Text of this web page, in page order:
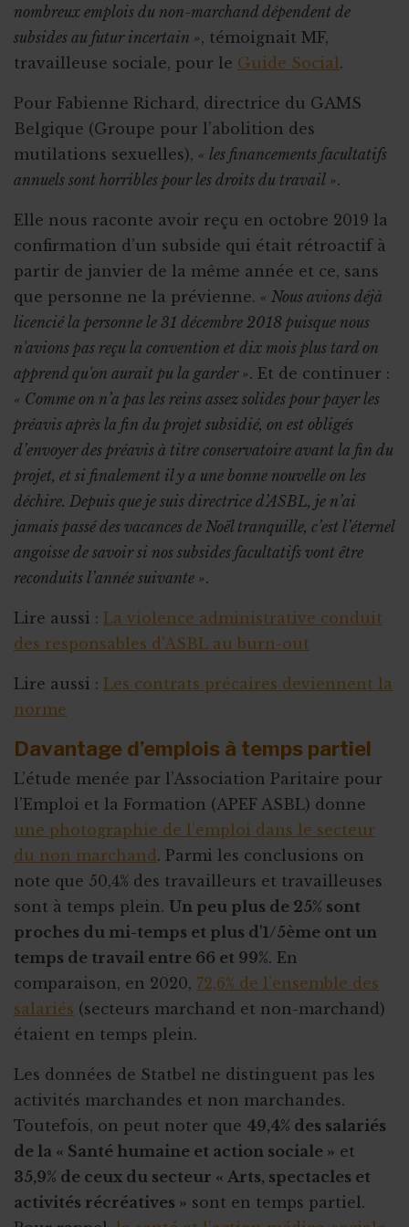
nombreux emplois du non-marchand dépendent de
subsides au futur incertain », témoignait MF,
travailleuse sociale, pour le Guide Social.
Pour Fabienne Richard, directrice du GAMS
Belgique (Groupe pour l’abolition des
mutilations sexuelles), « les financements facultatifs
annuels sont horribles pour les droits du travail ».
Elle nous raconte avoir reçu en octobre 2019 la
confirmation d’un subside qui était rétroactif à
partir de janvier de la même année et ce, sans
que personne ne la prévienne. « Nous avions déjà
licencié la personne le 31 décembre 2018 puisque nous
n'avions pas reçu la convention et dix mois plus tard on
apprend qu'on aurait pu la garder ». Et de continuer :
« Comme on n’a pas les reins assez solides pour payer les
préavis après la fin du projet subsidié, on est obligés
d’envoyer des préavis à titre conservatoire avant la fin du
projet, et si finalement il y a une bonne nouvelle on les
déchire. Depuis que je suis directrice d’ASBL, je n’ai
jamais passé des vacances de Noël tranquille, c’est l’éternel
angoisse de savoir si nos subsides facultatifs vont être
reconduits l’année suivante ».
Lire aussi : La violence administrative conduit
des responsables d'ASBL au burn-out
Lire aussi : Les contrats précaires deviennent la
norme
Davantage d’emplois à temps partiel
L’étude menée par l’Association Paritaire pour
l’Emploi et la Formation (APEF ASBL) donne
une photographie de l’emploi dans le secteur
du non marchand. Parmi les conclusions on
note que 50,4% des travailleurs et travailleuses
sont à temps plein. Un peu plus de 25% sont
proches du mi-temps et plus d'1/5ème ont un
temps de travail entre 66 et 99%. En
comparaison, en 2020, 72,6% de l’ensemble des
salariés (secteurs marchand et non-marchand)
étaient en temps plein.
Les données de Statbel ne distinguent pas les
activités marchandes et non marchandes.
Toutefois, on peut noter que 49,4% des salariés
de la « Santé humaine et action sociale » et
35,9% de ceux du secteur « Arts, spectacles et
activités récréatives » sont en temps partiel.